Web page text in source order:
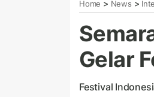
Home > News >
Gelar
Festival